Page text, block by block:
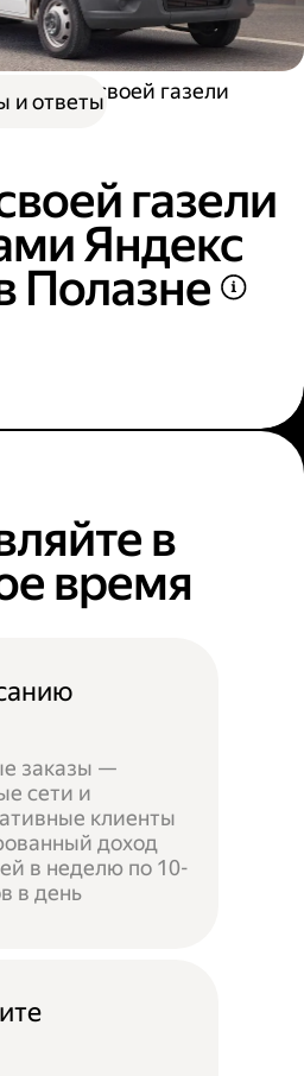
на своей газели
газели
Яндекс
Полазне
и ответы
в
время
заказы —
сети и
клиенты
доход
в неделю по 10-
в день